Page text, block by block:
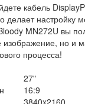
кабель
делает настройку
MN272U вы
изображение, но и
процесса!
27"
16:9
3840x2160